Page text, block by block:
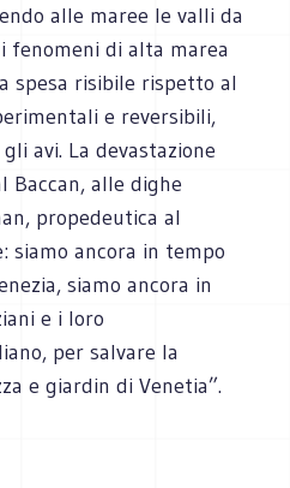
alle maree le valli da
fenomeni di alta marea
spesa risibile rispetto al
e reversibili,
avi. La devastazione
Baccan, alle dighe
propedeutica al
siamo ancora in tempo
siamo ancora in
e i loro
per salvare la
e giardin di Venetia”.